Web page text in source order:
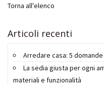
Torna all'elenco
Articoli recenti
Arredare casa: 5
La sedia giusta per ogni
materiali e funzionalità